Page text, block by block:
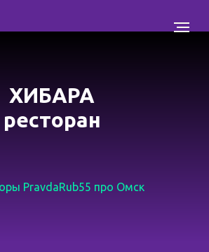
ХИБАРА
ресторан
PravdaRub55 про Омск